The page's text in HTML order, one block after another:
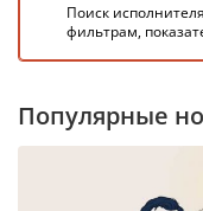
Поиск
фильтрам,
Популярные